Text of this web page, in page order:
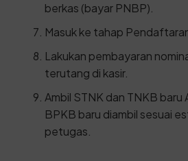
berkas (bayar PNBP).
Masuk ke tahap
Lakukan pembayaran
terutang di kasir.
Ambil STNK dan TNKB baru
BPKB baru diambil sesuai
petugas.